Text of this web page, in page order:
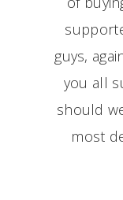
guys,
you all
should
most